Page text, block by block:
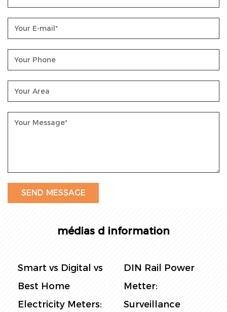
médias d information
DIN Rail Power
Metter:
Surveillance
Panel Power
Metter: Le guide
ultime de la